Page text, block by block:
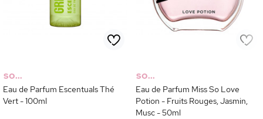
SO...
Eau de Parfum Escentuals Thé
Vert - 100ml
SO...
Eau de Parfum Miss So Love
Potion - Fruits Rouges, Jasmin,
Musc - 50ml